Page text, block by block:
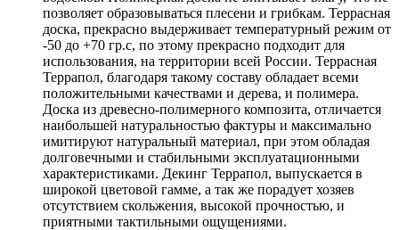
позволяет образовываться плесени и грибкам. Террасная
доска, прекрасно выдерживает температурный режим от
-50 до +70 гр.с, по этому прекрасно подходит для
использования, на территории всей России. Террасная
Террапол, благодаря такому составу обладает всеми
положительными качествами и дерева, и полимера.
Доска из древесно-полимерного композита, отличается
наибольшей натуральностью фактуры и максимально
имитируют натуральный материал, при этом обладая
долговечными и стабильными эксплуатационными
характеристиками. Декинг Террапол, выпускается в
широкой цветовой гамме, а так же порадует хозяев
отсутствием скольжения, высокой прочностью, и
приятными тактильными ощущениями.